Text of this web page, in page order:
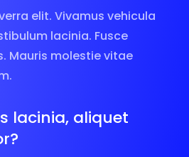
elit. Vivamus vehicula
lacinia. Fusce
Mauris molestie vitae
lacinia, aliquet